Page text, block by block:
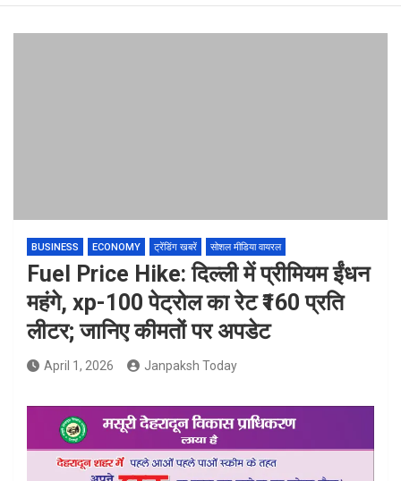
BUSINESS ECONOMY ट्रेंडिंग खबरें सोशल मीडिया वायरल
Fuel Price Hike: दिल्ली में प्रीमियम ईंधन
महंगे, xp-100 पेट्रोल का रेट ₹160 प्रति
लीटर; जानिए कीमतों पर अपडेट
April 1, 2026 Janpaksh Today